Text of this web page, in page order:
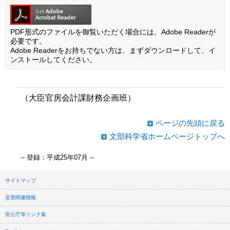
PDF形式のファイルを御覧いただく場合には、Adobe Readerが
必要です。
Adobe Readerをお持ちでない方は、まずダウンロードして、イ
ンストールしてください。
（大臣官房会計課財務企画班）
ページの先頭に戻る
文部科学省ホームページトップへ
-- 登録：平成25年07月 --
サイトマップ
災害関連情報
官公庁等リンク集